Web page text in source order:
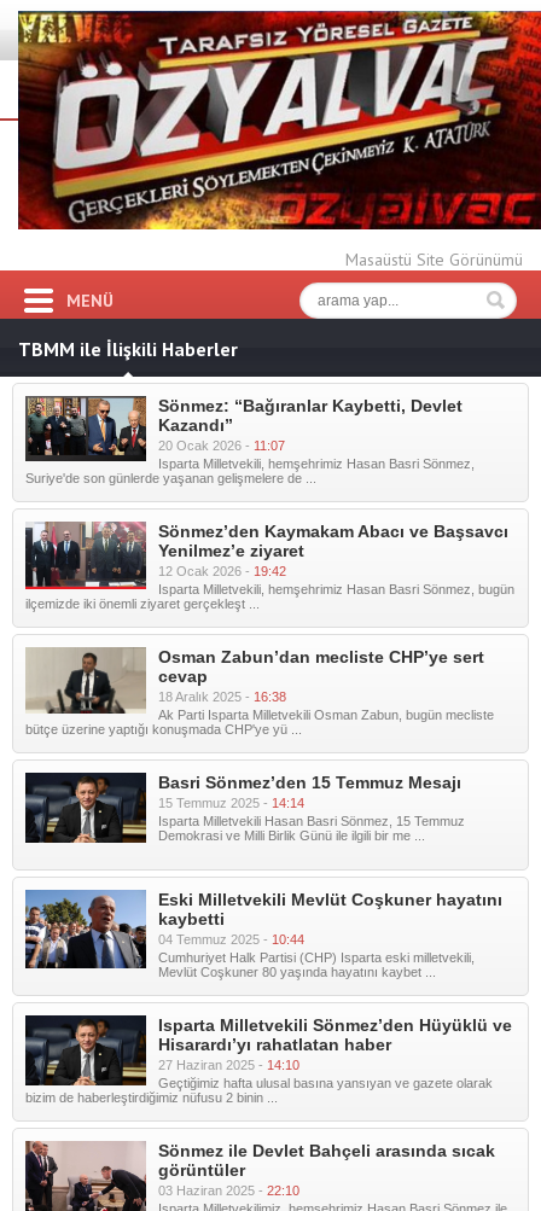
Masaüstü Site Görünümü
MENÜ
TBMM ile İlişkili Haberler
Sönmez: “Bağıranlar Kaybetti, Devlet
Kazandı”
20 Ocak 2026 - 11:07
Isparta Milletvekili, hemşehrimiz Hasan Basri Sönmez,
Suriye'de son günlerde yaşanan gelişmelere de ...
Sönmez’den Kaymakam Abacı ve Başsavcı
Yenilmez’e ziyaret
12 Ocak 2026 - 19:42
Isparta Milletvekili, hemşehrimiz Hasan Basri Sönmez, bugün
ilçemizde iki önemli ziyaret gerçekleşt ...
Osman Zabun’dan mecliste CHP’ye sert
cevap
18 Aralık 2025 - 16:38
Ak Parti Isparta Milletvekili Osman Zabun, bugün mecliste
bütçe üzerine yaptığı konuşmada CHP'ye yü ...
Basri Sönmez’den 15 Temmuz Mesajı
15 Temmuz 2025 - 14:14
Isparta Milletvekili Hasan Basri Sönmez, 15 Temmuz
Demokrasi ve Milli Birlik Günü ile ilgili bir me ...
Eski Milletvekili Mevlüt Coşkuner hayatını
kaybetti
04 Temmuz 2025 - 10:44
Cumhuriyet Halk Partisi (CHP) Isparta eski milletvekili,
Mevlüt Coşkuner 80 yaşında hayatını kaybet ...
Isparta Milletvekili Sönmez’den Hüyüklü ve
Hisarardı’yı rahatlatan haber
27 Haziran 2025 - 14:10
Geçtiğimiz hafta ulusal basına yansıyan ve gazete olarak
bizim de haberleştirdiğimiz nüfusu 2 binin ...
Sönmez ile Devlet Bahçeli arasında sıcak
görüntüler
03 Haziran 2025 - 22:10